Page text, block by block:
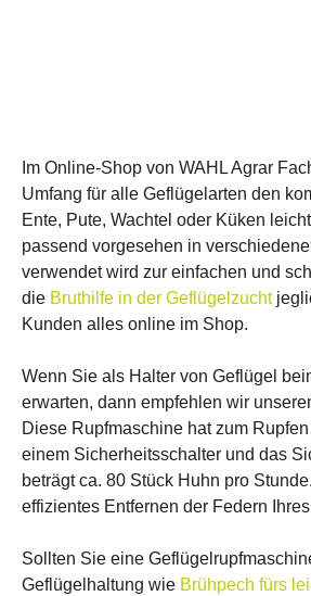
Im Online-Shop von WAHL Agrar
Umfang für alle Geflügelarten den
Ente, Pute, Wachtel oder Küken
passend vorgesehen in
verwendet wird zur einfachen und
die Bruthilfe in der Geflügelzucht
Kunden alles online im Shop.
Wenn Sie als Halter von Geflügel
erwarten, dann empfehlen wir
Diese Rupfmaschine hat zum
einem Sicherheitsschalter und das
beträgt ca. 80 Stück Huhn pro
effizientes Entfernen der Federn
Sollten Sie eine
Geflügelhaltung wie Brühpech fürs